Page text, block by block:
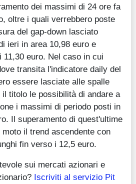
dei massimi di 24 ore fa
oltre i quali verrebbero poste
del gap-down lasciato
ieri in area 10,98 euro e
euro. Nel caso in cui
transita l'indicatore daily del
essere lasciate alle spalle
il titolo le possibilità di andare a
i massimi di periodo posti in
Il superamento di quest'ultime
il trend ascendente con
fin verso i 12,5 euro.
sui mercati azionari e
Iscriviti al servizio Pit